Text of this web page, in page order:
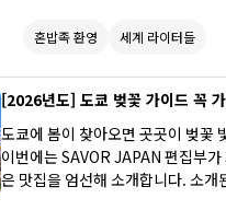
폿을 교통편·메뉴·실제 방문 후기
혼밥족 환영 세계 라이터들
[2026년도] 도쿄 벚꽃 가이드 꼭
도쿄에 봄이 찾아오면 곳곳이 벚꽃
이번에는 SAVOR JAPAN 편집부
은 맛집을 엄선해 소개합니다. 소